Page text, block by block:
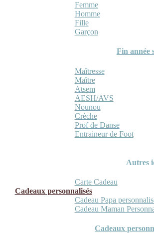
Femme
Homme
Fille
Garçon
Fin année
Maîtresse
Maître
Atsem
AESH/AVS
Nounou
Crèche
Prof de Danse
Entraineur de Foot
Autres
Carte Cadeau
Cadeaux personnalisés
Cadeau Papa
Cadeau Maman
Cadeaux